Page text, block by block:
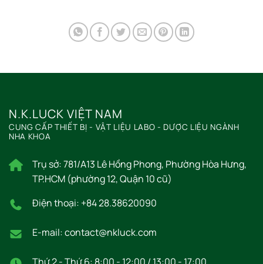
N.K.LUCK VIỆT NAM
CUNG CẤP THIẾT BỊ - VẬT LIỆU LABO - DƯỢC LIỆU NGÀNH
NHA KHOA
Trụ sở: 781/A13 Lê Hồng Phong, Phường Hòa Hưng,
TP.HCM (phường 12, Quận 10 cũ)
Điện thoại: +84 28.38620090
E-mail: contact@nkluck.com